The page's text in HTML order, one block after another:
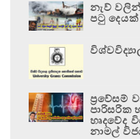
නැව්
පටු
පාරිසරික
හෘදවේද
නාමල්